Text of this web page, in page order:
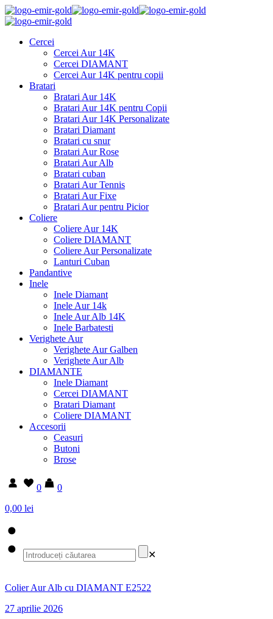
Cercei
Cercei Aur 14K
Cercei DIAMANT
Cercei Aur 14K pentru copii
Bratari
Bratari Aur 14K
Bratari Aur 14K pentru Copii
Bratari Aur 14K Personalizate
Bratari Diamant
Bratari cu snur
Bratari Aur Rose
Bratari Aur Alb
Bratari cuban
Bratari Aur Tennis
Bratari Aur Fixe
Bratari Aur pentru Picior
Coliere
Coliere Aur 14K
Coliere DIAMANT
Coliere Aur Personalizate
Lanturi Cuban
Pandantive
Inele
Inele Diamant
Inele Aur 14k
Inele Aur Alb 14K
Inele Barbatesti
Verighete Aur
Verighete Aur Galben
Verighete Aur Alb
DIAMANTE
Inele Diamant
Cercei DIAMANT
Bratari Diamant
Coliere DIAMANT
Accesorii
Ceasuri
Butoni
Brose
0
0
0,00 lei
✕
Colier Aur Alb cu DIAMANT E2522
27 aprilie 2026